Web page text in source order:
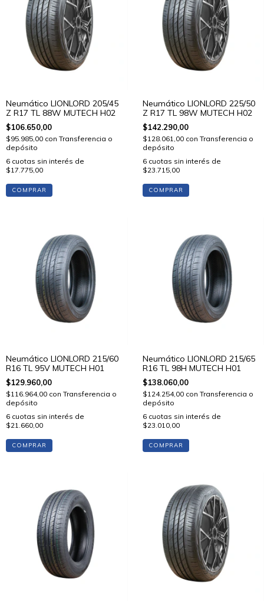
Neumático LIONLORD 205/45
Z R17 TL 88W MUTECH H02
$106.650,00
$95.985,00 con Transferencia o
depósito
6 cuotas sin interés de
$17.775,00
COMPRAR
Neumático LIONLORD 225/50
Z R17 TL 98W MUTECH H02
$142.290,00
$128.061,00 con Transferencia o
depósito
6 cuotas sin interés de
$23.715,00
COMPRAR
Neumático LIONLORD 215/60
R16 TL 95V MUTECH H01
$129.960,00
$116.964,00 con Transferencia o
depósito
6 cuotas sin interés de
$21.660,00
COMPRAR
Neumático LIONLORD 215/65
R16 TL 98H MUTECH H01
$138.060,00
$124.254,00 con Transferencia o
depósito
6 cuotas sin interés de
$23.010,00
COMPRAR